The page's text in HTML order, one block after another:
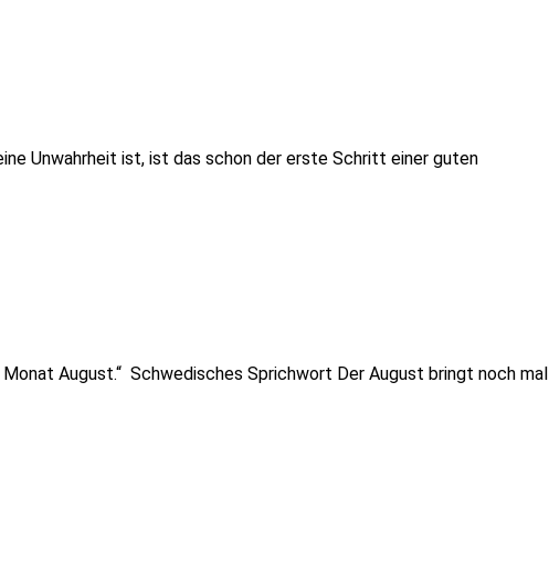
Unwahrheit ist, ist das schon der erste Schritt einer guten
August.“ Schwedisches Sprichwort Der August bringt noch mal